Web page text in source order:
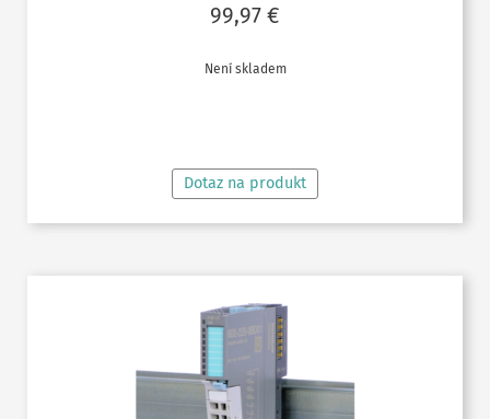
99,97 €
Není skladem
Dotaz na produkt